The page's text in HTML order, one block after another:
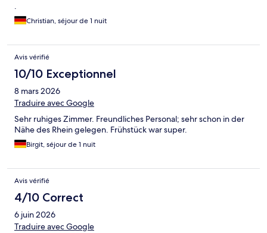
.
Christian, séjour de 1 nuit
Avis vérifié
10/10 Exceptionnel
8 mars 2026
Traduire avec Google
Sehr ruhiges Zimmer. Freundliches Personal; sehr schon in der
Nähe des Rhein gelegen. Frühstück war super.
Birgit, séjour de 1 nuit
Avis vérifié
4/10 Correct
6 juin 2026
Traduire avec Google